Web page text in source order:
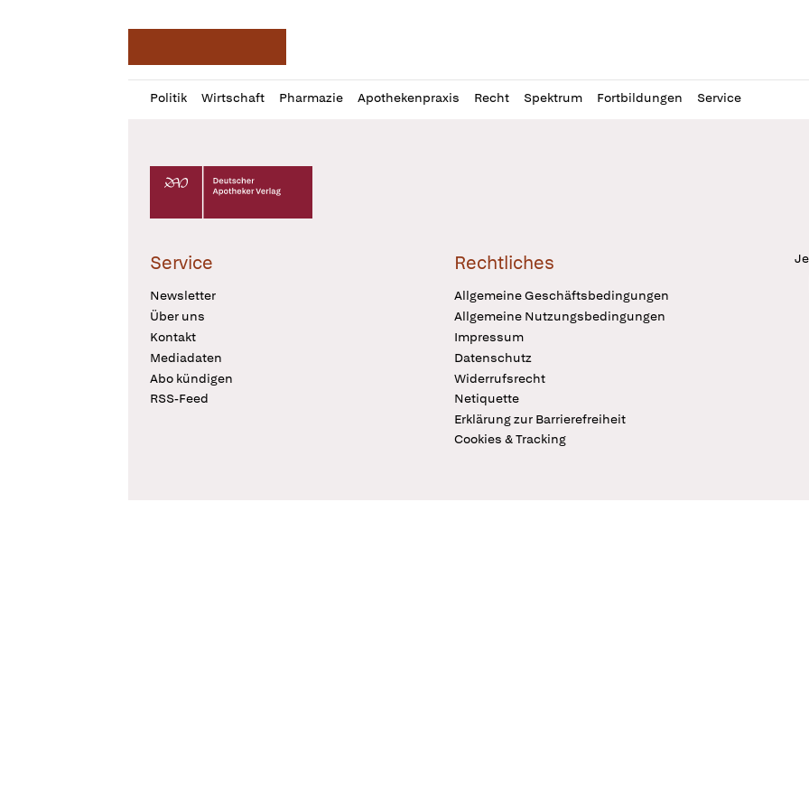
Politik Wirtschaft Pharmazie Apothekenpraxis Recht Spektrum Fortbildungen Service
Profil
öffnen
Daz
Pur
Deutscher Apotheker Verlag Logo
Service
Newsletter
Über uns
Kontakt
Mediadaten
Abo kündigen
RSS-Feed
Rechtliches
Allgemeine Geschäftsbedingungen
Allgemeine Nutzungsbedingungen
Impressum
Datenschutz
Widerrufsrecht
Netiquette
Erklärung zur Barrierefreiheit
Cookies & Tracking